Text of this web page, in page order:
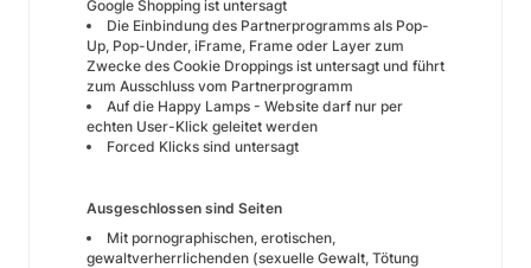
Google Shopping ist untersagt
Die Einbindung des Partnerprogramms als Pop-
Up, Pop-Under, iFrame, Frame oder Layer zum
Zwecke des Cookie Droppings ist untersagt und führt
zum Ausschluss vom Partnerprogramm
Auf die Happy Lamps - Website darf nur per
echten User-Klick geleitet werden
Forced Klicks sind untersagt
Ausgeschlossen sind Seiten
Mit pornographischen, erotischen,
gewaltverherrlichenden (sexuelle Gewalt, Tötung